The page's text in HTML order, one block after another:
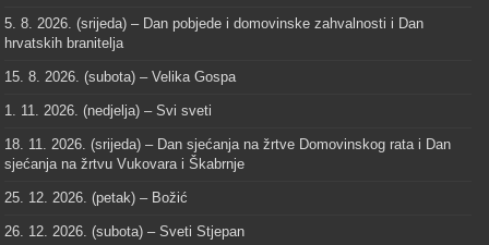
5. 8. 2026. (srijeda) – Dan pobjede i domovinske zahvalnosti i Dan
hrvatskih branitelja
15. 8. 2026. (subota) – Velika Gospa
1. 11. 2026. (nedjelja) – Svi sveti
18. 11. 2026. (srijeda) – Dan sjećanja na žrtve Domovinskog rata i Dan
sjećanja na žrtvu Vukovara i Škabrnje
25. 12. 2026. (petak) – Božić
26. 12. 2026. (subota) – Sveti Stjepan